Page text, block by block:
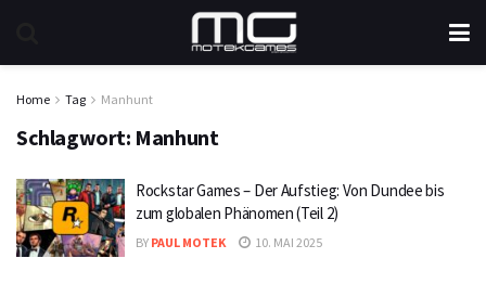
Home Tag Manhunt
Schlagwort: Manhunt
Rockstar Games – Der Aufstieg: Von Dundee bis
zum globalen Phänomen (Teil 2)
BY PAUL MOTEK 10. MAI 2025